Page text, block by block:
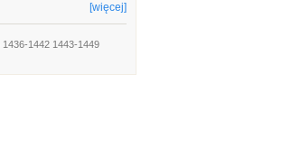
[więcej]
1436-1442 1443-1449